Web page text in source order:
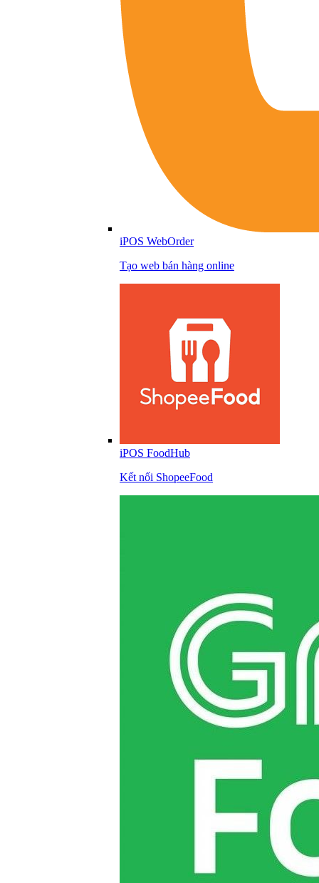
iPOS WebOrder
Tạo web bán hàng online
iPOS FoodHub
Kết nối ShopeeFood